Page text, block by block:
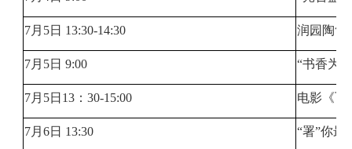
7月5日 13:30-14:30 润园陶笛
7月5日 9:00 “书香为
7月5日13：30-15:00 电影《飞
7月6日 13:30 “署”你